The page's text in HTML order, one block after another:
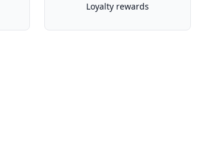
Loyalty rewards